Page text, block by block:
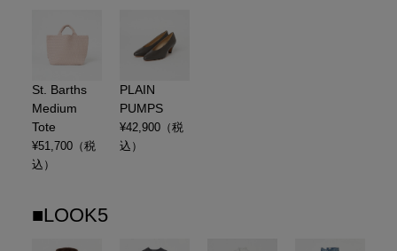
St. Barths
Medium
Tote
¥51,700（税
込）
PLAIN
PUMPS
¥42,900（税
込）
■LOOK5